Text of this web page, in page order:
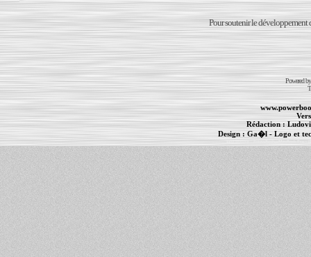
Pour soutenir le développement
Powered
Rédaction :
Design : Ga�l- Logo et